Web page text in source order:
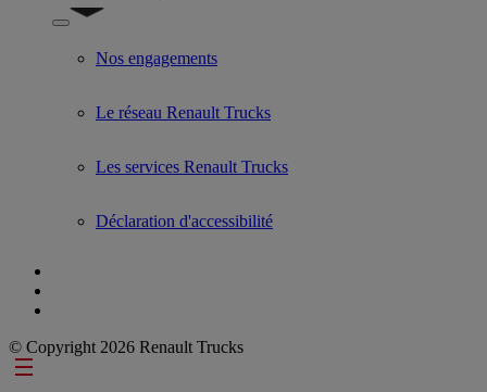
Show submenu for Used Trucks by Renault Trucks
Nos engagements
Le réseau Renault Trucks
Les services Renault Trucks
Déclaration d'accessibilité
© Copyright 2026 Renault Trucks
Footer links